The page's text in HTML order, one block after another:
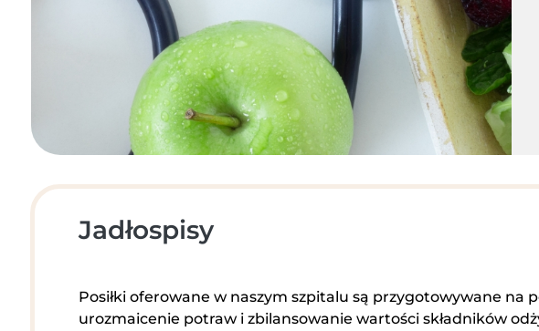
Bezpłatne badania laboratoryjne
przez cały okres trwania ciąży
bezpłatne badanie piersi
Badania prenatalne
wczesna diagnostyka
Jadłospisy
Posiłki oferowane w naszym szpitalu są przygotowywane
urozmaicenie potraw i zbilansowanie wartości składników